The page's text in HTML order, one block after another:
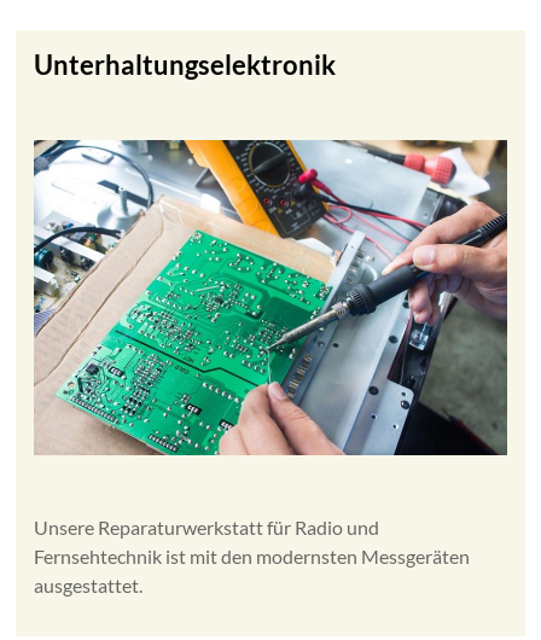
Unterhaltungselektronik
Unsere Reparaturwerkstatt für Radio und
Fernsehtechnik ist mit den modernsten Messgeräten
ausgestattet.